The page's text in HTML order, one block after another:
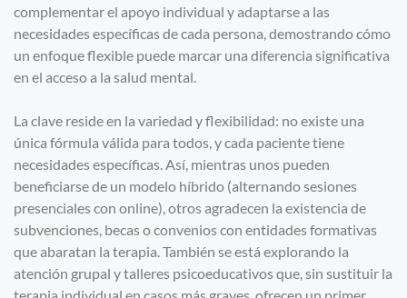
complementar el apoyo individual y adaptarse a las
necesidades específicas de cada persona, demostrando cómo
un enfoque flexible puede marcar una diferencia significativa
en el acceso a la salud mental.
La clave reside en la variedad y flexibilidad: no existe una
única fórmula válida para todos, y cada paciente tiene
necesidades específicas. Así, mientras unos pueden
beneficiarse de un modelo híbrido (alternando sesiones
presenciales con online), otros agradecen la existencia de
subvenciones, becas o convenios con entidades formativas
que abaratan la terapia. También se está explorando la
atención grupal y talleres psicoeducativos que, sin sustituir la